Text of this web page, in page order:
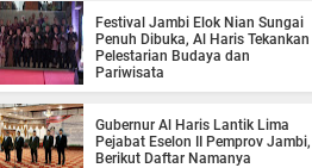
Festival Jambi Elok Nian Sungai
Penuh Dibuka, Al Haris Tekankan
Pelestarian Budaya dan
Pariwisata
Gubernur Al Haris Lantik Lima
Pejabat Eselon II Pemprov Jambi,
Berikut Daftar Namanya